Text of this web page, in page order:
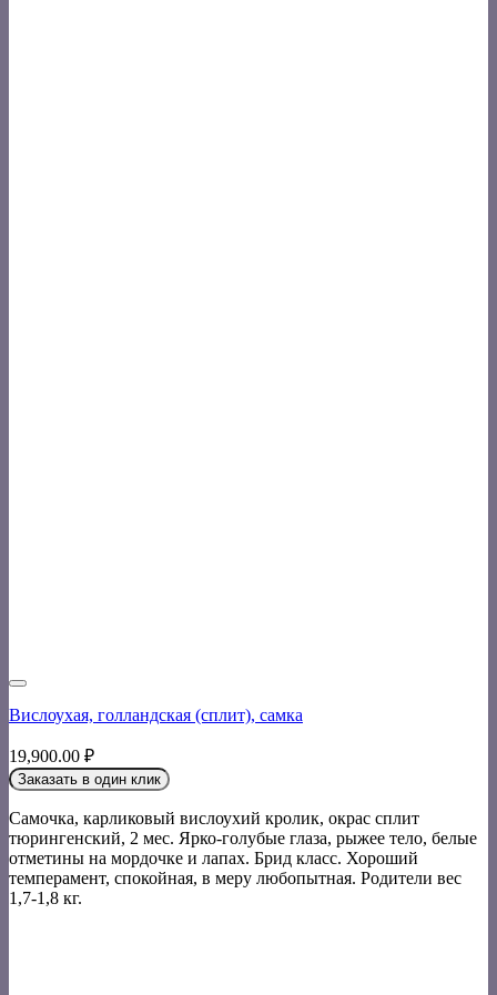
Вислоухая, голландская (сплит), самка
19,900.00 ₽
Заказать в один клик
Самочка, карликовый вислоухий кролик, окрас сплит
тюрингенский, 2 мес. Ярко-голубые глаза, рыжее тело, белые
отметины на мордочке и лапах. Брид класс. Хороший
темперамент, спокойная, в меру любопытная. Родители вес
1,7-1,8 кг.